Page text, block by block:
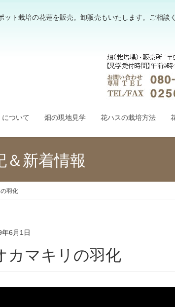
ト栽培の花蓮を販売。卸販売もいたします。ご相談
ついて 畑の現地見学 花ハスの栽培方法
新着情報
羽化
年6月1日
オカマキリの羽化